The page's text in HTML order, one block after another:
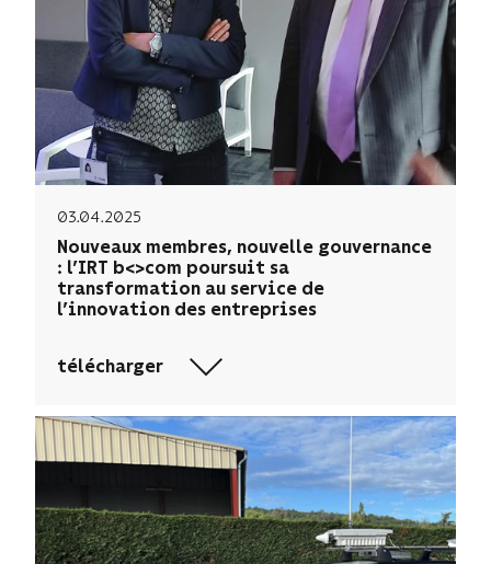
03.04.2025
Nouveaux membres, nouvelle gouvernance
: l’IRT b<>com poursuit sa
transformation au service de
l’innovation des entreprises
télécharger